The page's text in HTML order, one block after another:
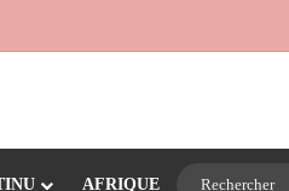
chaîne 24heureinfo sur WhatsApp
(barre latérale)
AFRIQUE